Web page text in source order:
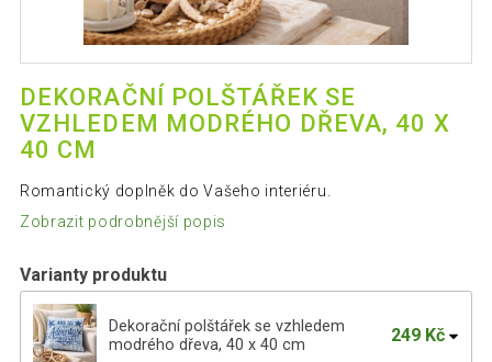
DEKORAČNÍ POLŠTÁŘEK SE
VZHLEDEM MODRÉHO DŘEVA, 40 X
40 CM
Romantický doplněk do Vašeho interiéru.
Zobrazit podrobnější popis
Varianty produktu
Dekorační polštářek se vzhledem
modrého dřeva, 40 x 40 cm
249 Kč